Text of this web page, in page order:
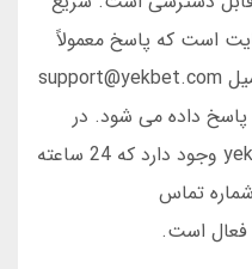
است که پاسخ معمولاً
زیر 2 دقیقه است. روش دوم، ایمیل support@yekbet.com
پس از 4 ساعت پاسخ داده می شود. در
تلگرام هم ربات @yekbet_support وجود دارد که 24 ساعته
تماس